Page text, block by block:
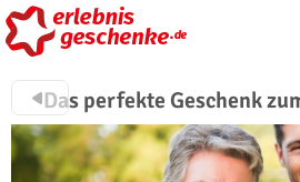
Das perfekte Geschenk